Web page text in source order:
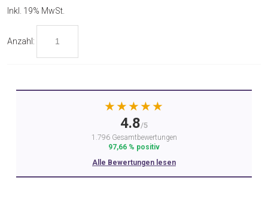
Inkl. 19% MwSt.
Anzahl:
★★★★★
4.8/5
1.796 Gesamtbewertungen
97,66 % positiv
Alle Bewertungen lesen